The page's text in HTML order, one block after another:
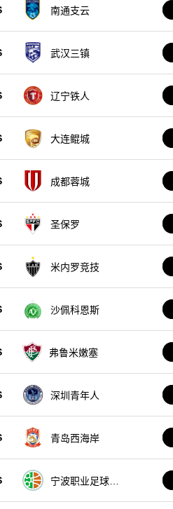
南通支云
武汉三镇
辽宁铁人
大连鲲城
成都蓉城
圣保罗
米内罗竞技
沙佩科恩斯
弗鲁米嫩塞
深圳青年人
青岛西海岸
宁波职业足球俱